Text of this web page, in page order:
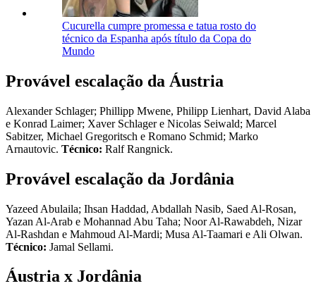
Cucurella cumpre promessa e tatua rosto do
técnico da Espanha após título da Copa do
Mundo
Provável escalação da Áustria
Alexander Schlager; Phillipp Mwene, Philipp Lienhart, David Alaba
e Konrad Laimer; Xaver Schlager e Nicolas Seiwald; Marcel
Sabitzer, Michael Gregoritsch e Romano Schmid; Marko
Arnautovic. Técnico: Ralf Rangnick.
Provável escalação da Jordânia
Yazeed Abulaila; Ihsan Haddad, Abdallah Nasib, Saed Al-Rosan,
Yazan Al-Arab e Mohannad Abu Taha; Noor Al-Rawabdeh, Nizar
Al-Rashdan e Mahmoud Al-Mardi; Musa Al-Taamari e Ali Olwan.
Técnico: Jamal Sellami.
Áustria x Jordânia